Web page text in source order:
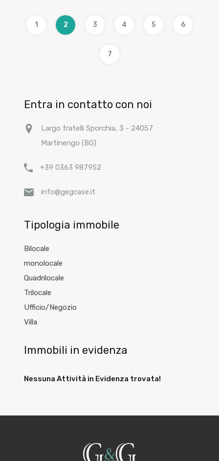
1 2 3 4 5 6
7
Entra in contatto con noi
Largo fratelli Sporchia, 3 - 24057
Martinengo (BG)
+39 0363 987952
info@gegcase.it
Tipologia immobile
Bilocale
monolocale
Quadrilocale
Trilocale
Ufficio/Negozio
Villa
Immobili in evidenza
Nessuna Attività in Evidenza trovata!